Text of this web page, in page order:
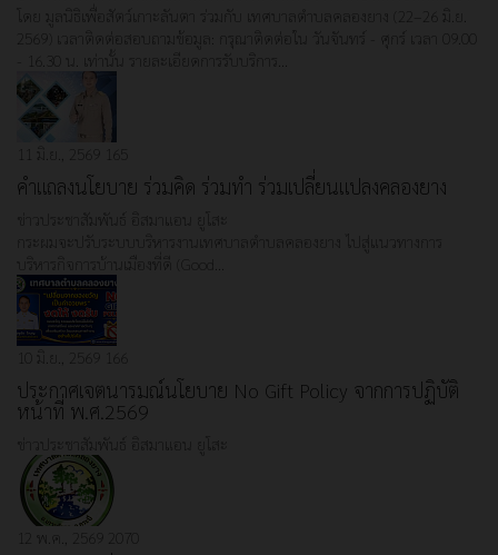
โดย มูลนิธิเพื่อสัตว์เกาะลันตา ร่วมกับ เทศบาลตำบลคลองยาง (22–26 มิ.ย.
2569) เวลาติดต่อสอบถามข้อมูล: กรุณาติดต่อใน วันจันทร์ - ศุกร์ เวลา 09.00
- 16.30 น. เท่านั้น รายละเอียดการรับบริการ…
คำแถลงนโยบาย ร่วมคิด ร่วมทำ ร่วมเปลี่ยนแปลงคลองยาง
ข่าวประชาสัมพันธ์
อิสมาแอน ยูโสะ
กระผมจะปรับระบบบริหารงานเทศบาลตำบลคลองยาง ไปสู่แนวทางการ
บริหารกิจการบ้านเมืองที่ดี (Good…
ประกาศเจตนารมณ์นโยบาย No Gift Policy จากการปฏิบัติ
หน้าที่ พ.ศ.2569
ข่าวประชาสัมพันธ์ อิสมาแอน ยูโสะ
12 พ.ค., 2569